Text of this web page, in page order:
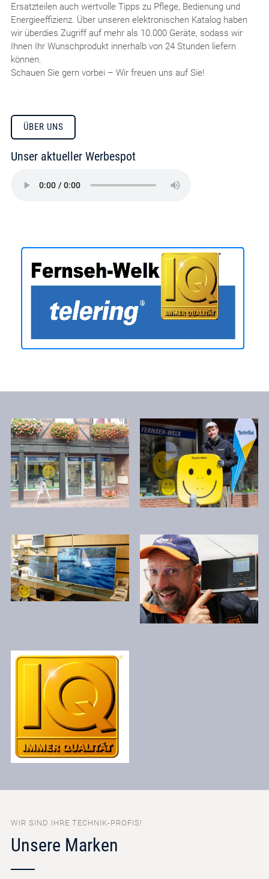
Ersatzteilen auch wertvolle Tipps zu Pflege, Bedienung und
Energieeffizienz. Über unseren elektronischen Katalog haben
wir überdies Zugriff auf mehr als 10.000 Geräte, sodass wir
Ihnen Ihr Wunschprodukt innerhalb von 24 Stunden liefern
können.
Schauen Sie gern vorbei – Wir freuen uns auf Sie!
ÜBER UNS
Unser aktueller Werbespot
WIR SIND IHRE TECHNIK-PROFIS!
Unsere Marken